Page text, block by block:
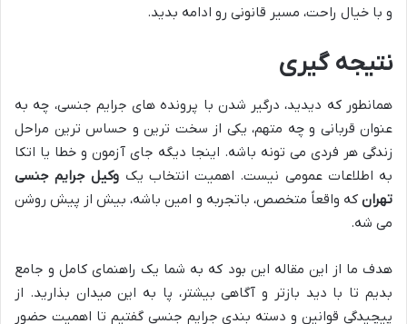
و با خیال راحت، مسیر قانونی رو ادامه بدید.
نتیجه گیری
همانطور که دیدید، درگیر شدن با پرونده های جرایم جنسی، چه به
عنوان قربانی و چه متهم، یکی از سخت ترین و حساس ترین مراحل
زندگی هر فردی می تونه باشه. اینجا دیگه جای آزمون و خطا یا اتکا
به اطلاعات عمومی نیست. اهمیت انتخاب یک وکیل جرایم جنسی
تهران که واقعاً متخصص، باتجربه و امین باشه، بیش از پیش روشن
می شه.
هدف ما از این مقاله این بود که به شما یک راهنمای کامل و جامع
بدیم تا با دید بازتر و آگاهی بیشتر، پا به این میدان بذارید. از
پیچیدگی قوانین و دسته بندی جرایم جنسی گفتیم تا اهمیت حضور